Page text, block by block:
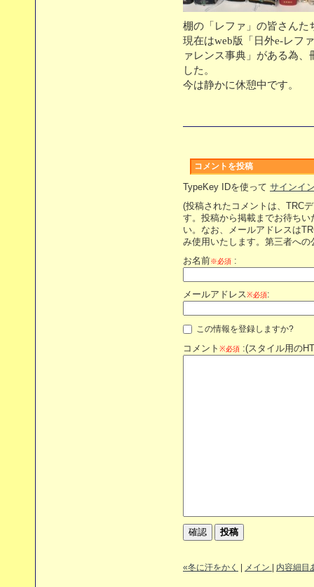
棚の「レファ」の皆さんた
現在はweb版「日外e‐レ
ァレンス事典」がある為
した。
今は静かに休憩中です。
コメントを投稿
TypeKey IDを使って サインイ
(投稿されたコメントは、TRC
す。投稿から掲載までお待ち
い。なお、メールアドレスは
み使用いたします。第三者へ
お名前※必須 :
メールアドレス※必須:
この情報を登録しますか?
コメント ※必須 :(スタイル用の
«冬に汗をかく メイン 内容細目